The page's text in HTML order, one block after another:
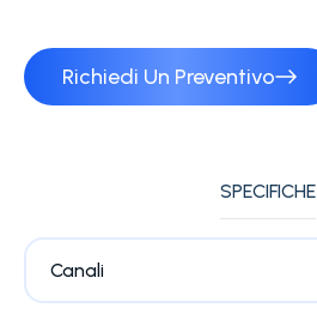
Richiedi Un Preventivo
SPECIFICHE
Canali